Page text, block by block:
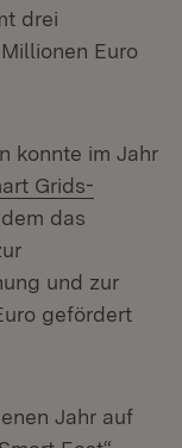
drei
Euro
konnte im Jahr
Grids-
in neuem
dem das
und zur
gefördert
Jahr auf